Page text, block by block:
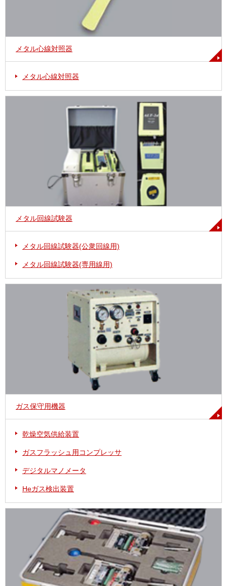
メタル心線対照器
メタル心線対照器
メタル回線試験器
メタル回線試験器(公衆回線用)
メタル回線試験器(専用線用)
ガス保守用機器
乾燥空気供給装置
ガスフラッシュ用コンプレッサ
デジタルマノメータ
Heガス検出装置